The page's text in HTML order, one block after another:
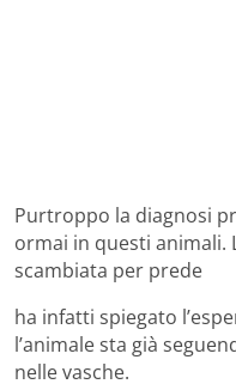
Purtroppo la diagnosi
ormai in questi animali.
scambiata per prede
ha infatti spiegato
l’animale sta già
nelle vasche.